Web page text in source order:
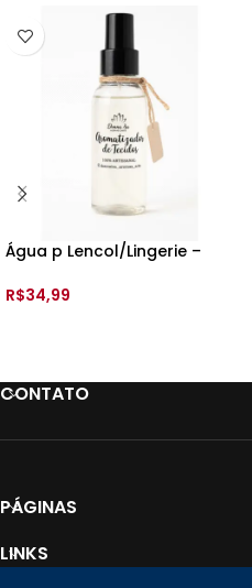
Água p Lencol/Lingerie –
R$34,99
CONTATO
PÁGINAS
LINKS